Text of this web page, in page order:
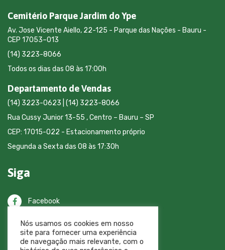
Cemitério Parque Jardim do Ype
Av. Jose Vicente Aiello, 22-125 - Parque das Nações - Bauru -
CEP 17053–013
(14) 3223-8066
Todos os dias das 08 às 17:00h
Departamento de Vendas
(14) 3223-0623 | (14) 3223-8066
Rua Cussy Junior 13-55 , Centro – Bauru – SP
CEP: 17015-022 - Estacionamento próprio
Segunda a Sexta das 08 às 17:30h
Siga
Facebook
Instagram
Nós usamos os cookies em nosso
site para fornecer uma experiência
de navegação mais relevante, com o